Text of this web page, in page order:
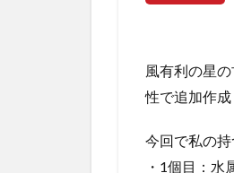
風有利の星
性で追加作
今回で私の持
・1個目：水